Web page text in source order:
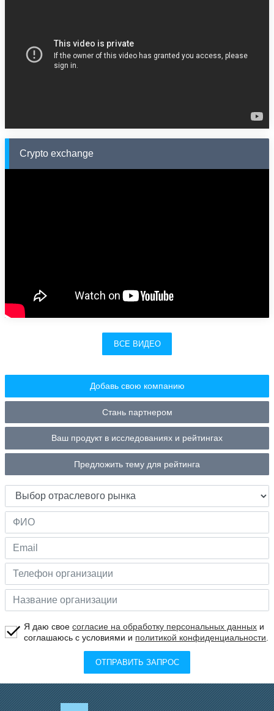
Crypto exchange
ВСЕ ВИДЕО
Добавь свою компанию
Стань партнером
Ваш продукт в исследованиях и рейтингах
Предложить тему для рейтинга
Я даю своесогласие на обработку персональных данных и
соглашаюсь с условиями и политикой конфиденциальности
ОТПРАВИТЬ ЗАПРОС